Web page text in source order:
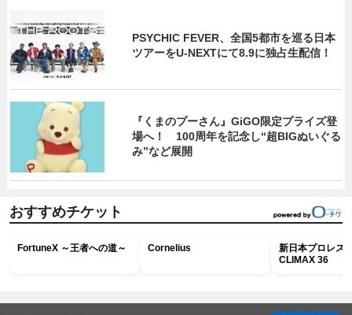
PSYCHIC FEVER、全国5都市を巡る日本
ツアーをU‐NEXTにて8.9に独占生配信！
『くまのプーさん』GiGO限定プライズ登
場へ！ 100周年を記念し“超BIGぬいぐる
み”など展開
おすすめチケット
FortuneX ～王者への道～ Cornelius
新日本プロレス
CLIMAX 36